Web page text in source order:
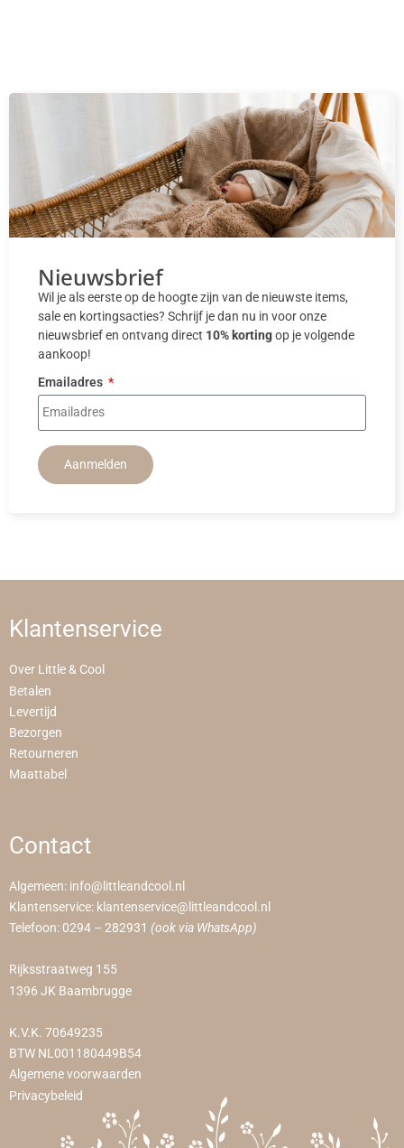
Nieuwsbrief
Wil je als eerste op de hoogte zijn van de nieuwste items,
sale en kortingsacties? Schrijf je dan nu in voor onze
nieuwsbrief en ontvang direct 10% kortingop je volgende
aankoop!
Emailadres
Aanmelden
Klantenservice
Over Little & Cool
Betalen
Levertijd
Bezorgen
Retourneren
Maattabel
Contact
Algemeen: info@littleandcool.nl
Klantenservice: klantenservice@littleandcool.nl
Telefoon: 0294 – 282931 (ook via WhatsApp)
Rijksstraatweg 155
1396 JK Baambrugge
K.V.K. 70649235
BTW NL001180449B54
Algemene voorwaarden
Privacybeleid